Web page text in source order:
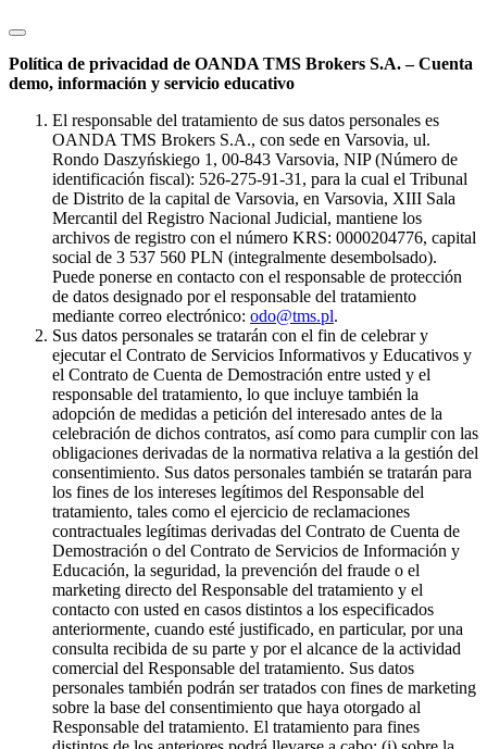
Política de privacidad de OANDA TMS Brokers S.A. – Cuenta
demo, información y servicio educativo
El responsable del tratamiento de sus datos personales es
OANDA TMS Brokers S.A., con sede en Varsovia, ul.
Rondo Daszyńskiego 1, 00-843 Varsovia, NIP (Número de
identificación fiscal): 526-275-91-31, para la cual el Tribunal
de Distrito de la capital de Varsovia, en Varsovia, XIII Sala
Mercantil del Registro Nacional Judicial, mantiene los
archivos de registro con el número KRS: 0000204776, capital
social de 3 537 560 PLN (integralmente desembolsado).
Puede ponerse en contacto con el responsable de protección
de datos designado por el responsable del tratamiento
mediante correo electrónico: odo@tms.pl.
Sus datos personales se tratarán con el fin de celebrar y
ejecutar el Contrato de Servicios Informativos y Educativos y
el Contrato de Cuenta de Demostración entre usted y el
responsable del tratamiento, lo que incluye también la
adopción de medidas a petición del interesado antes de la
celebración de dichos contratos, así como para cumplir con las
obligaciones derivadas de la normativa relativa a la gestión del
consentimiento. Sus datos personales también se tratarán para
los fines de los intereses legítimos del Responsable del
tratamiento, tales como el ejercicio de reclamaciones
contractuales legítimas derivadas del Contrato de Cuenta de
Demostración o del Contrato de Servicios de Información y
Educación, la seguridad, la prevención del fraude o el
marketing directo del Responsable del tratamiento y el
contacto con usted en casos distintos a los especificados
anteriormente, cuando esté justificado, en particular, por una
consulta recibida de su parte y por el alcance de la actividad
comercial del Responsable del tratamiento. Sus datos
personales también podrán ser tratados con fines de marketing
sobre la base del consentimiento que haya otorgado al
Responsable del tratamiento. El tratamiento para fines